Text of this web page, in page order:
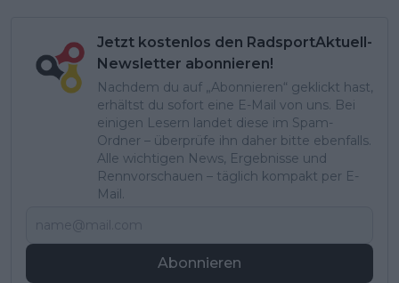
Jetzt kostenlos den RadsportAktuell-
Newsletter abonnieren!
Nachdem du auf „Abonnieren“ geklickt hast,
erhältst du sofort eine E-Mail von uns. Bei
einigen Lesern landet diese im Spam-
Ordner – überprüfe ihn daher bitte ebenfalls.
Alle wichtigen News, Ergebnisse und
Rennvorschauen – täglich kompakt per E-
Mail.
Abonnieren